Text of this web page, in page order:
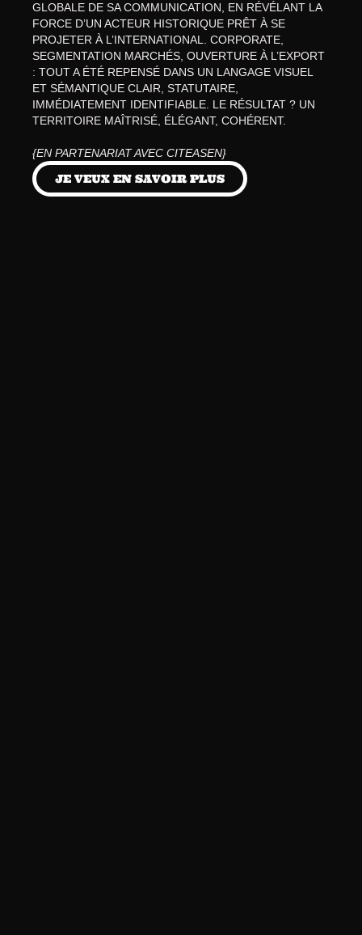
GLOBALE DE SA COMMUNICATION, EN RÉVÉLANT LA
FORCE D’UN ACTEUR HISTORIQUE PRÊT À SE
PROJETER À L’INTERNATIONAL. CORPORATE,
SEGMENTATION MARCHÉS, OUVERTURE À L’EXPORT
: TOUT A ÉTÉ REPENSÉ DANS UN LANGAGE VISUEL
ET SÉMANTIQUE CLAIR, STATUTAIRE,
IMMÉDIATEMENT IDENTIFIABLE. LE RÉSULTAT ? UN
TERRITOIRE MAÎTRISÉ, ÉLÉGANT, COHÉRENT.
{EN PARTENARIAT AVEC CITEASEN}
JE VEUX EN SAVOIR PLUS